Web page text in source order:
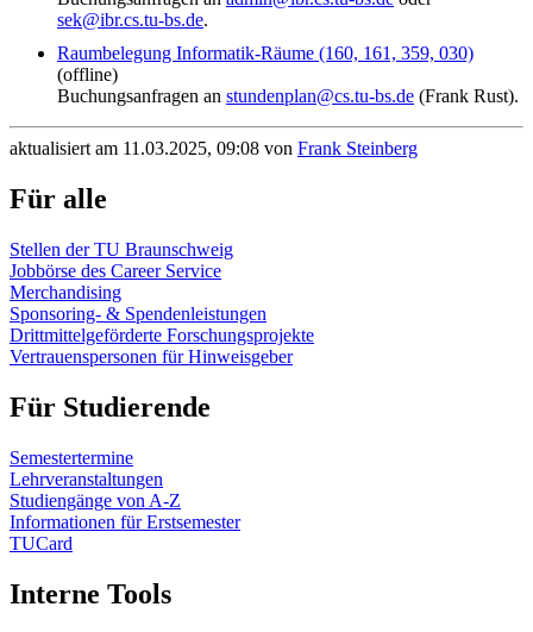
sek@ibr.cs.tu-bs.de.
Raumbelegung Informatik-Räume (160, 161, 359, 030)
(offline)
Buchungsanfragen an stundenplan@cs.tu-bs.de (Frank Rust).
aktualisiert am 11.03.2025, 09:08 von Frank Steinberg
Für alle
Stellen der TU Braunschweig
Jobbörse des Career Service
Merchandising
Sponsoring- & Spendenleistungen
Drittmittelgeförderte Forschungsprojekte
Vertrauenspersonen für Hinweisgeber
Für Studierende
Semestertermine
Lehrveranstaltungen
Studiengänge von A-Z
Informationen für Erstsemester
TUCard
Interne Tools